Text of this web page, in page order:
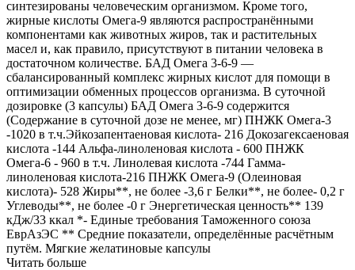
синтезированы человеческим организмом. Кроме того,
жирные кислоты Омега-9 являются распространёнными
компонентами как животных жиров, так и растительных
масел и, как правило, присутствуют в питании человека в
достаточном количестве. БАД Омега 3-6-9 —
сбалансированный комплекс жирных кислот для помощи в
оптимизации обменных процессов организма. В суточной
дозировке (3 капсулы) БАД Омега 3-6-9 содержится
(Содержание в суточной дозе не менее, мг) ПНЖК Омега-3
-1020 в т.ч.Эйкозапентаеновая кислота- 216 Докозагексаеновая
кислота -144 Альфа-линоленовая кислота - 600 ПНЖК
Омега-6 - 960 в т.ч. Линолевая кислота -744 Гамма-
линоленовая кислота-216 ПНЖК Омега-9 (Олеиновая
кислота)- 528 Жиры**, не более -3,6 г Белки**, не более- 0,2 г
Углеводы**, не более -0 г Энергетическая ценность** 139
кДж/33 ккал *- Единые требования Таможенного союза
ЕврАзЭС ** Средние показатели, определённые расчётным
путём. Мягкие желатиновые капсулы
Читать больше